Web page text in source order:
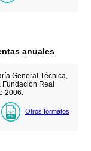
anuales
General Técnica,
Real
2006.
Otros formatos